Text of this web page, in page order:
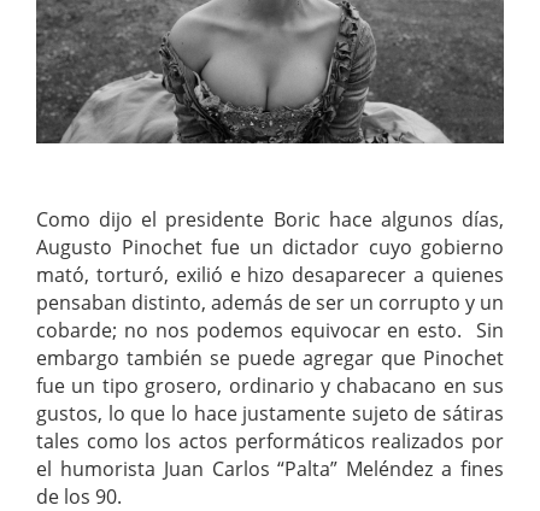
Como dijo el presidente Boric hace algunos días,
Augusto Pinochet fue un dictador cuyo gobierno
mató, torturó, exilió e hizo desaparecer a quienes
pensaban distinto, además de ser un corrupto y un
cobarde; no nos podemos equivocar en esto. Sin
embargo también se puede agregar que Pinochet
fue un tipo grosero, ordinario y chabacano en sus
gustos, lo que lo hace justamente sujeto de sátiras
tales como los actos performáticos realizados por
el humorista Juan Carlos “Palta” Meléndez a fines
de los 90.